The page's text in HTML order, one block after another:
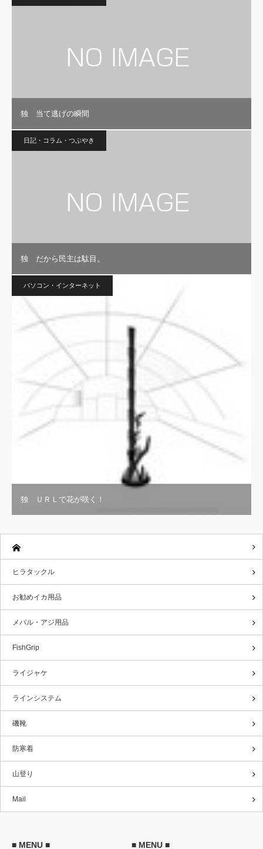
独 当て逃げの瞬間
日記・コラム・つぶやき
独 だから民主は駄目。
パソコン・インターネット
独 ＵＲＬで花が咲く！
ヒラタックル
お勧めイカ用品
メバル・アジ用品
FishGrip
ライジャケ
ラインシステム
磯靴
防寒着
山登り
Mail
■ MENU ■ ■ MENU ■